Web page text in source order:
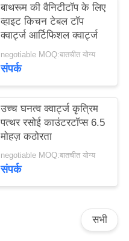
बाथरूम की वैनिटीटॉप के लिए
व्हाइट किचन टेबल टॉप
क्वार्ट्ज आर्टिफिशल क्वार्ट्ज
negotiable MOQ:बातचीत योग्य
संपर्क
उच्च घनत्व क्वार्ट्ज कृत्रिम
पत्थर रसोई काउंटरटॉप्स 6.5
मोहज़ कठोरता
negotiable MOQ:बातचीत योग्य
संपर्क
सभी